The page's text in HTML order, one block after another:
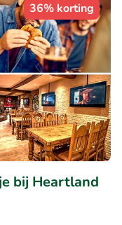
36% korting
bij Heartland